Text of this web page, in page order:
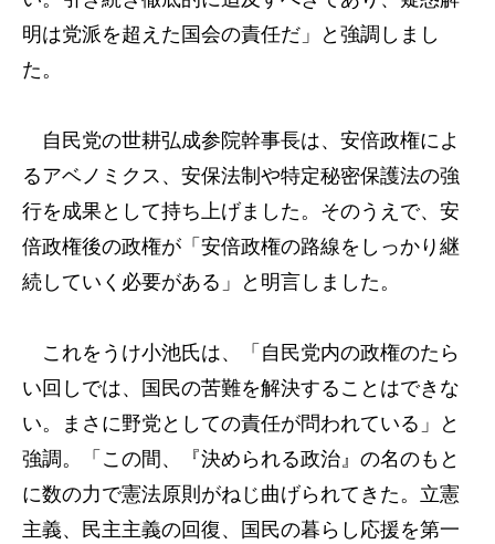
明は党派を超えた国会の責任だ」と強調しまし
た。
自民党の世耕弘成参院幹事長は、安倍政権によ
るアベノミクス、安保法制や特定秘密保護法の強
行を成果として持ち上げました。そのうえで、安
倍政権後の政権が「安倍政権の路線をしっかり継
続していく必要がある」と明言しました。
これをうけ小池氏は、「自民党内の政権のたら
い回しでは、国民の苦難を解決することはできな
い。まさに野党としての責任が問われている」と
強調。「この間、『決められる政治』の名のもと
に数の力で憲法原則がねじ曲げられてきた。立憲
主義、民主主義の回復、国民の暮らし応援を第一